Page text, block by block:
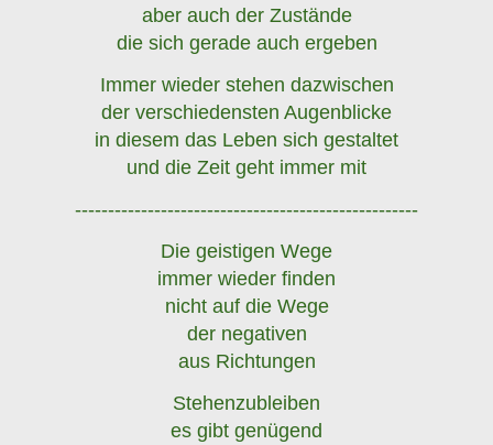
aber auch der Zustände
die sich gerade auch ergeben
Immer wieder stehen dazwischen
der verschiedensten Augenblicke
in diesem das Leben sich gestaltet
und die Zeit geht immer mit
----------------------------------------------------
Die geistigen Wege
immer wieder finden
nicht auf die Wege
der negativen
aus Richtungen
Stehenzubleiben
es gibt genügend